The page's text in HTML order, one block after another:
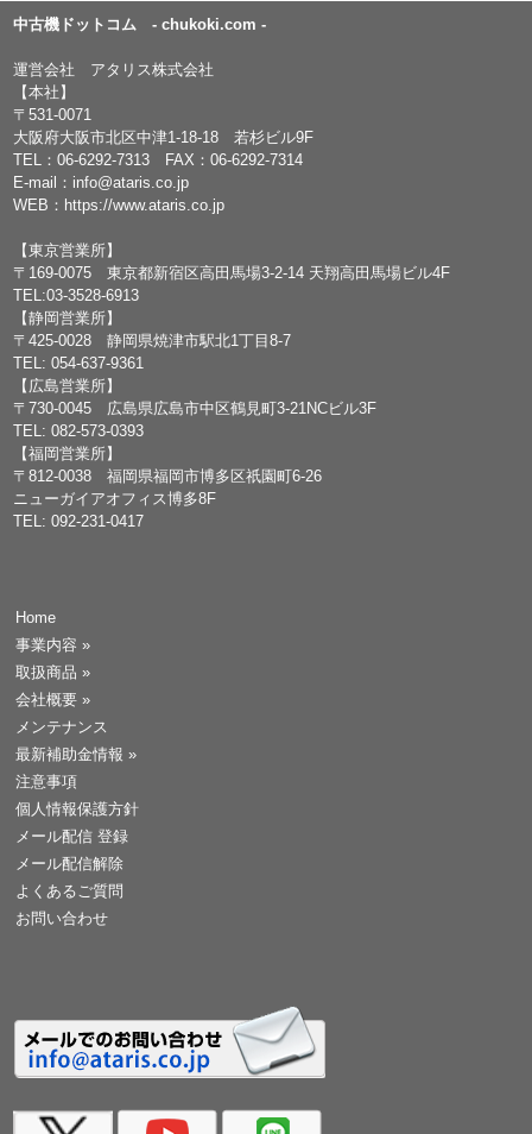
中古機ドットコム - chukoki.com -
運営会社 アタリス株式会社
【本社】
〒531-0071
大阪府大阪市北区中津1-18-18 若杉ビル9F
TEL：06-6292-7313 FAX：06-6292-7314
E-mail： info@ataris.co.jp
WEB： https://www.ataris.co.jp
【東京営業所】
〒169-0075 東京都新宿区高田馬場3-2-14 天翔高田馬場ビル4F
TEL:03-3528-6913
【静岡営業所】
〒425-0028 静岡県焼津市駅北1丁目8-7
TEL: 054-637-9361
【広島営業所】
〒730-0045 広島県広島市中区鶴見町3-21NCビル3F
TEL: 082-573-0393
【福岡営業所】
〒812-0038 福岡県福岡市博多区祇園町6-26
ニューガイアオフィス博多8F
TEL: 092-231-0417
Home
事業内容 »
取扱商品 »
会社概要 »
メンテナンス
最新補助金情報 »
注意事項
個人情報保護方針
メール配信 登録
メール配信解除
よくあるご質問
お問い合わせ